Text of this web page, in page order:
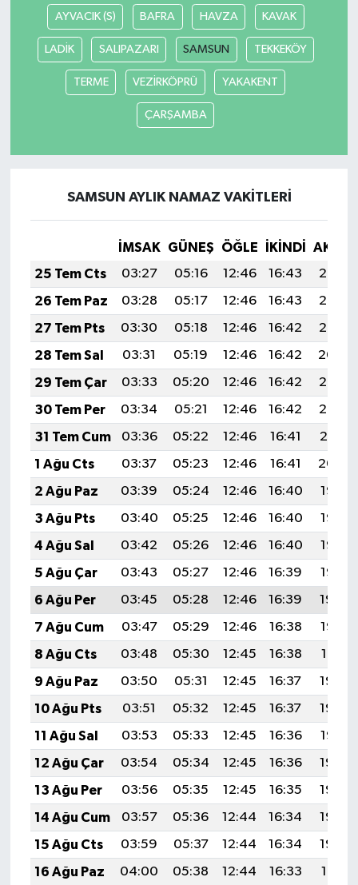
AYVACIK (S) BAFRA HAVZA KAVAK
LADİK SALIPAZARI SAMSUN TEKKEKÖY
TERME VEZİRKÖPRÜ YAKAKENT
ÇARŞAMBA
SAMSUN AYLIK NAMAZ VAKITLERI
İMSAK GÜNEŞ ÖĞLE İKINDI
25 Tem Cts
03:27 05:16 12:46 16:43
20:07
26 Tem Paz
03:28 05:17 12:46 16:43
20:06
27 Tem Pts
03:30 05:18 12:46 16:42
20:05
28 Tem Sal
03:31 05:19 12:46 16:42
20:04
29 Tem Çar
03:33 05:20 12:46 16:42
20:03
30 Tem Per
03:34 05:21 12:46 16:42
20:02
31 Tem Cum
03:36 05:22 12:46 16:41
20:01
1 Ağu Cts
03:37 05:23 12:46 16:41
20:00
2 Ağu Paz
03:39 05:24 12:46 16:40
19:58
3 Ağu Pts
03:40 05:25 12:46 16:40
19:57
4 Ağu Sal
03:42 05:26 12:46 16:40
19:56
5 Ağu Çar
03:43 05:27 12:46 16:39
19:55
6 Ağu Per
03:45 05:28 12:46 16:39
19:54
7 Ağu Cum
03:47 05:29 12:46 16:38
19:53
8 Ağu Cts
03:48 05:30 12:45 16:38
19:51
9 Ağu Paz
03:50 05:31 12:45 16:37
19:50
10 Ağu Pts
03:51 05:32 12:45 16:37
19:49
11 Ağu Sal
03:53 05:33 12:45 16:36
19:47
12 Ağu Çar
03:54 05:34 12:45 16:36
19:46
13 Ağu Per
03:56 05:35 12:45 16:35
19:45
14 Ağu Cum
03:57 05:36 12:44 16:34
19:43
15 Ağu Cts
03:59 05:37 12:44 16:34
19:42
16 Ağu Paz
04:00 05:38 12:44 16:33
19:41